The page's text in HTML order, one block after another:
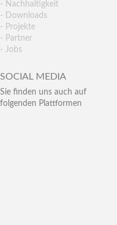
- Nachhaltigkeit
- Downloads
- Projekte
- Partner
- Jobs
SOCIAL MEDIA
Sie finden uns auch auf
folgenden Plattformen